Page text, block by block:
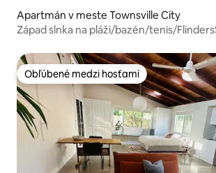
Apartmán v meste Townsville City
Západ slnka na pláži/bazén/tenis/
Obľúbené medzi hosťami
Obľúbené medzi hosťami